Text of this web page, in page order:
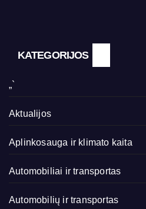
KATEGORIJOS
„`
Aktualijos
Aplinkosauga ir klimato kaita
Automobiliai ir transportas
Automobilių ir transportas